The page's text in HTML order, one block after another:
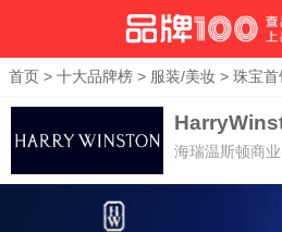
首页 > 十大品牌榜 > 服装/美妆 > 珠宝首
海瑞温斯顿商